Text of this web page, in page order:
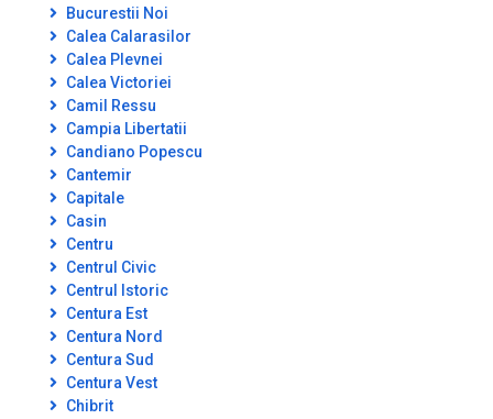
Bucurestii Noi
Calea Calarasilor
Calea Plevnei
Calea Victoriei
Camil Ressu
Campia Libertatii
Candiano Popescu
Cantemir
Capitale
Casin
Centru
Centrul Civic
Centrul Istoric
Centura Est
Centura Nord
Centura Sud
Centura Vest
Chibrit